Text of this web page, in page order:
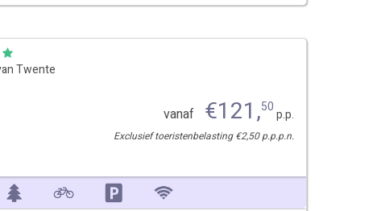
Twente
vanaf €121,50p.p.
Exclusief toeristenbelasting €2,50 p.p.p.n.